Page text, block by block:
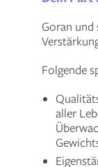
Goran und
Folgende
aller